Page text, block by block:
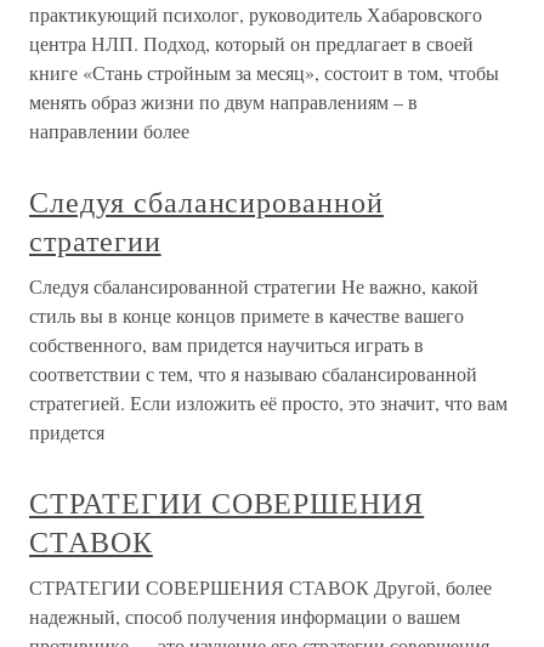
практикующий психолог, руководитель Хабаровского
центра НЛП. Подход, который он предлагает в своей
книге «Стань стройным за месяц», состоит в том, чтобы
менять образ жизни по двум направлениям – в
направлении более
Следуя сбалансированной
стратегии
Следуя сбалансированной стратегии Не важно, какой
стиль вы в конце концов примете в качестве вашего
собственного, вам придется научиться играть в
соответствии с тем, что я называю сбалансированной
стратегией. Если изложить её просто, это значит, что вам
придется
СТРАТЕГИИ СОВЕРШЕНИЯ
СТАВОК
СТРАТЕГИИ СОВЕРШЕНИЯ СТАВОК Другой, более
надежный, способ получения информации о вашем